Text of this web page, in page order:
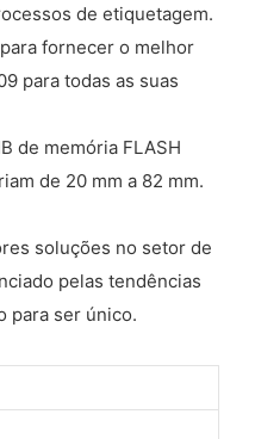
de etiquetagem.
fornecer o melhor
para todas as suas
de memória FLASH
de 20 mm a 82 mm.
soluções no setor de
pelas tendências
para ser único.